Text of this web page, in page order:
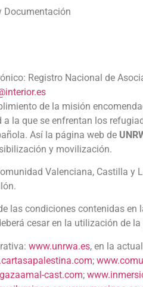
Documentación
Registro Nacional de
de la misión
la que se enfrentan los
Así la página web de
y movilización.
Valenciana, Castilla y
las condiciones contenidas
cesar en la utilización de
www.unrwa.es, en la
;
cast.com;